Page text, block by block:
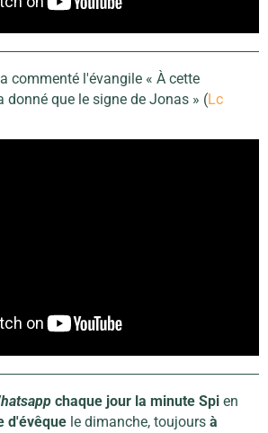
commenté l'évangile « À cette
donné que le signe de Jonas » (Lc
chaque jour la minute Spi en
d'évêque le dimanche, toujours à